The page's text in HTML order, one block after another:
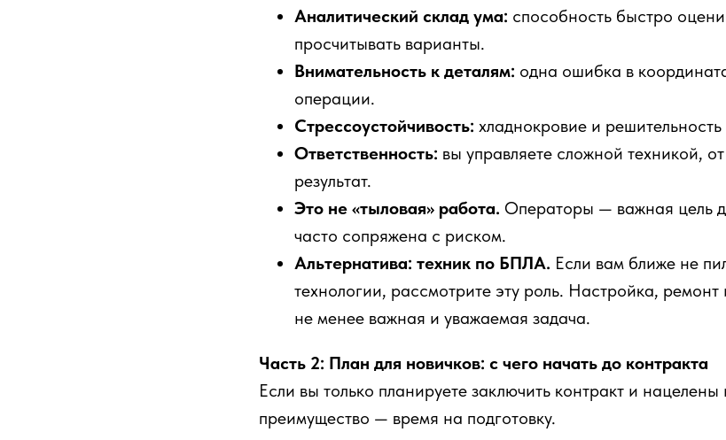
Аналитический склад ума: способность быстро
просчитывать варианты.
Внимательность к деталям: одна ошибка в
операции.
Стрессоустойчивость: хладнокровие и
Ответственность: вы управляете сложной техникой,
результат.
Это не «тыловая» работа. Операторы — важная цель
часто сопряжена с риском.
Альтернатива: техник по БПЛА. Если вам ближе не
технологии, рассмотрите эту роль. Настройка,
не менее важная и уважаемая задача.
Часть 2: План для новичков: с чего начать до контракта
Если вы только планируете заключить контракт и
преимущество — время на подготовку.